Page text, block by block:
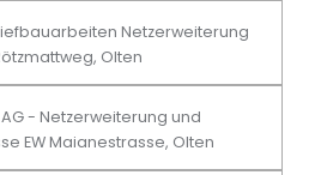
Netzerweiterung
Olten
- Netzerweiterung und
EW Maianestrasse, Olten